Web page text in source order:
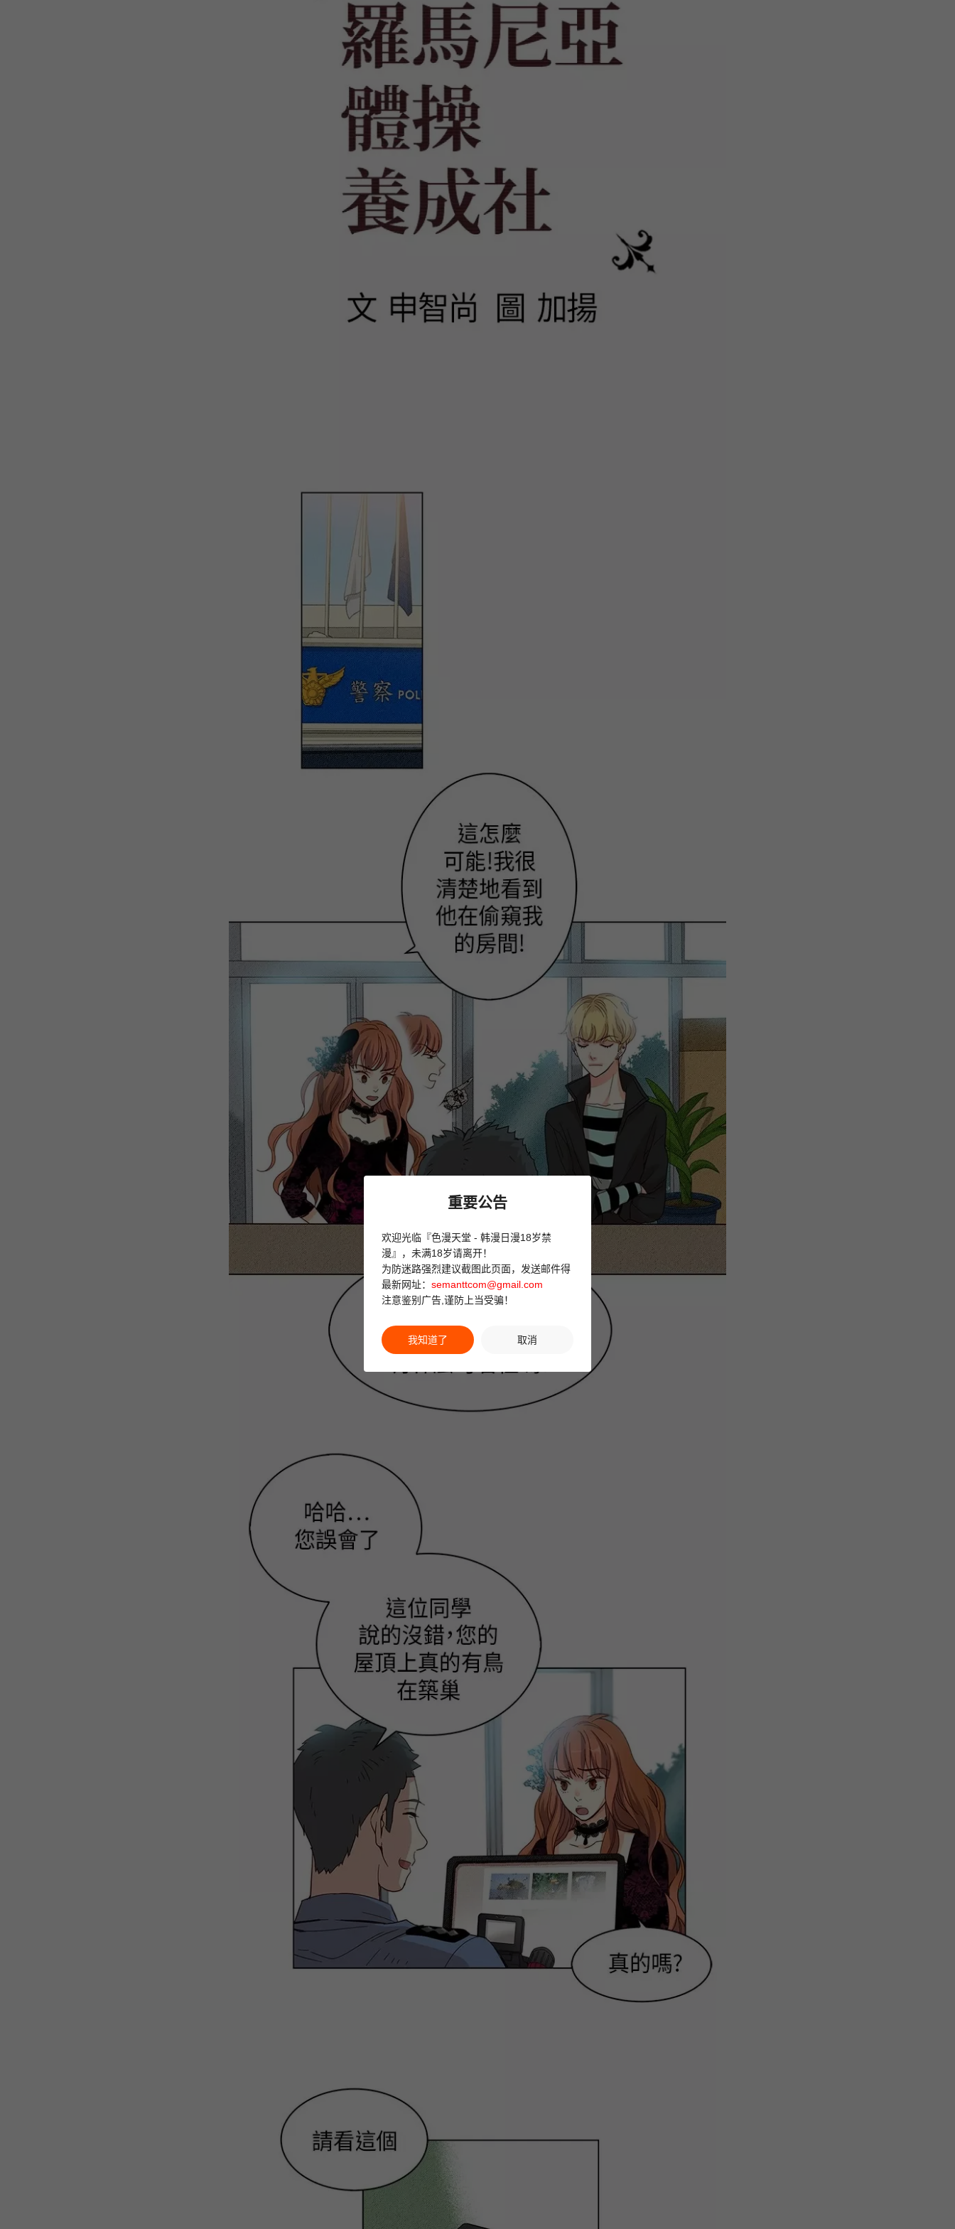
重要公告
欢迎光临『色漫天堂 - 韩漫日漫18岁禁
漫』，未满18岁请离开！
为防迷路强烈建议截图此页面，发送邮件得
最新网址： semanttcom@gmail.com
注意鉴别广告,谨防上当受骗！
我知道了 取消